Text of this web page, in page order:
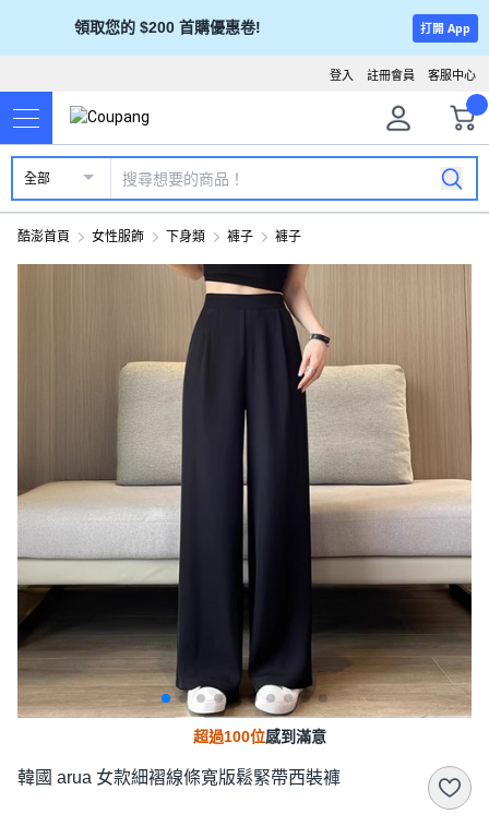
領取您的 $200 首購優惠卷! 打開 App
客服中心
註冊會員
登入
全部
酷澎首頁 女性服飾 下身類 褲子 褲子
超過100位感到滿意
韓國 arua 女款細褶線條寬版鬆緊帶西裝褲